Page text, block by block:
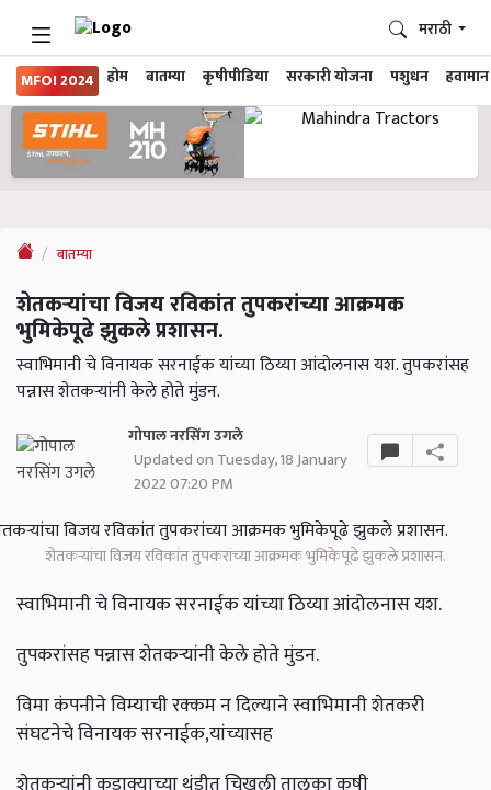
MFOI 2024 होम बातम्या कृषीपीडिया सरकारी योजना पशुधन हवामान
मराठी
बातम्या
शेतकऱ्यांचा विजय रविकांत तुपकरांच्या आक्रमक
भुमिकेपूढे झुकले प्रशासन.
स्वाभिमानी चे विनायक सरनाईक यांच्या ठिय्या आंदोलनास यश. तुपकरांसह
पन्नास शेतकऱ्यांनी केले होते मुंडन.
गोपाल नरसिंग उगले
Updated on Tuesday, 18 January
2022 07:20 PM
शेतकऱ्यांचा विजय रविकांत तुपकरांच्या आक्रमक भुमिकेपूढे झुकले प्रशासन.
स्वाभिमानी चे विनायक सरनाईक यांच्या ठिय्या आंदोलनास यश.
तुपकरांसह पन्नास शेतकऱ्यांनी केले होते मुंडन.
विमा कंपनीने विम्याची रक्कम न दिल्याने स्वाभिमानी शेतकरी
संघटनेचे विनायक सरनाईक,यांच्यासह